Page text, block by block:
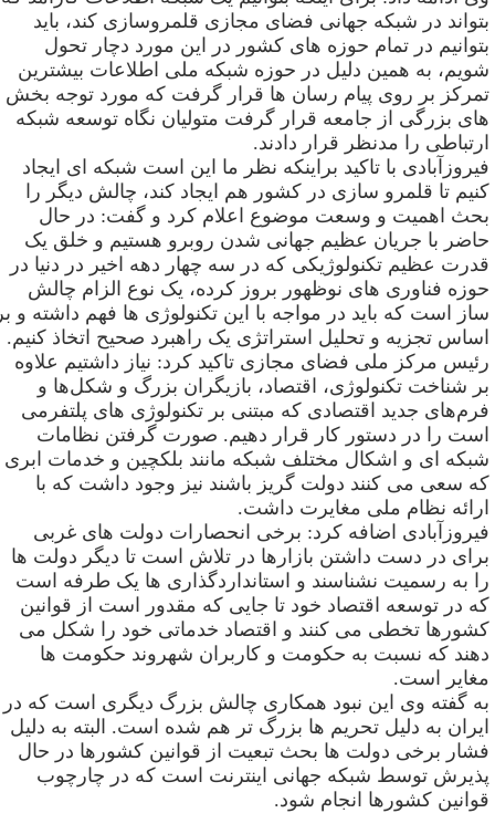
در شبکه جهانی فضای مجازی قلمروسازی کند، باید
در تمام حوزه های کشور در این مورد دچار تحول
به همین دلیل در حوزه شبکه ملی اطلاعات بیشترین
بر روی پیام رسان ها قرار گرفت که مورد توجه بخش
بزرگی از جامعه قرار گرفت متولیان نگاه توسعه شبکه
را مدنظر قرار دادند.
با تاکید براینکه نظر ما این است شبکه ای ایجاد
تا قلمرو سازی در کشور هم ایجاد کند، چالش دیگر را
اهمیت و وسعت موضوع اعلام کرد و گفت: در حال
با جریان عظیم جهانی شدن روبرو هستیم و خلق یک
عظیم تکنولوژیکی که در سه چهار دهه اخیر در دنیا در
فناوری های نوظهور بروز کرده، یک نوع الزام چالش
است که باید در مواجه با این تکنولوژی ها فهم داشته و بر
تجزیه و تحلیل استراتژی یک راهبرد صحیح اتخاذ کنیم.
مرکز ملی فضای مجازی تاکید کرد: نیاز داشتیم علاوه
شناخت تکنولوژی، اقتصاد، بازیگران بزرگ و شکل‌ها و
جدید اقتصادی که مبتنی بر تکنولوژی های پلتفرمی
را در دستور کار قرار دهیم. صورت گرفتن نظامات
ای و اشکال مختلف شبکه مانند بلکچین و خدمات ابری
سعی می کنند دولت گریز باشند نیز وجود داشت که با
نظام ملی مغایرت داشت.
اضافه کرد: برخی انحصارات دولت های غربی
در دست داشتن بازارها در تلاش است تا دیگر دولت ها
به رسمیت نشناسند و استانداردگذاری ها یک طرفه است
در توسعه اقتصاد خود تا جایی که مقدور است از قوانین
تخطی می کنند و اقتصاد خدماتی خود را شکل می
که نسبت به حکومت و کاربران شهروند حکومت ها
است.
گفته وی این نبود همکاری چالش بزرگ دیگری است که در
به دلیل تحریم ها بزرگ تر هم شده است. البته به دلیل
برخی دولت ها بحث تبعیت از قوانین کشورها در حال
توسط شبکه جهانی اینترنت است که در چارچوب
کشورها انجام شود.